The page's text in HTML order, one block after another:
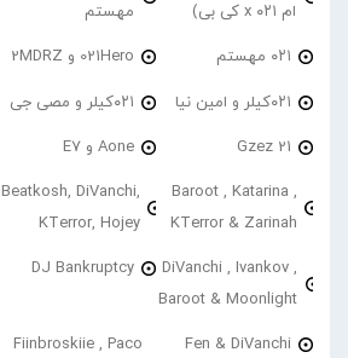
ام ۰۲۱ x کی بی)
مهستم
۰۲۱ مهستم 021Hero و 2MDRZ
۰۲۱کیلر و امین نیا ۰۲۱کیلر و مصی جی
21 Gzez Aone و E7
Baroot , Katarina ,
KTerror & Zarinah
Beatkosh, DiVanchi,
KTerror, Hojey
DiVanchi , Ivankov ,
Baroot & Moonlight
DJ Bankruptcy
Fen & DiVanchi
Fiinbroskiie , Paco